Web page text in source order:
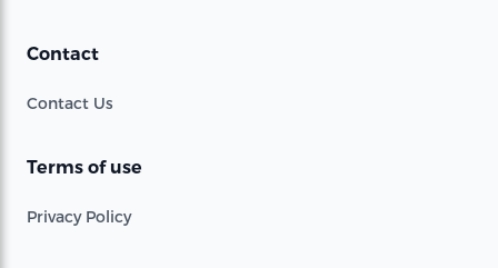
Contact
Contact Us
Terms of use
Privacy Policy